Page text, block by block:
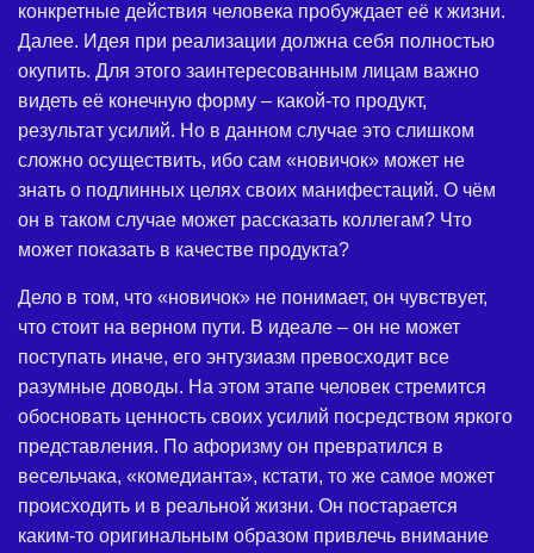
конкретные действия человека пробуждает её к жизни.
Далее. Идея при реализации должна себя полностью
окупить. Для этого заинтересованным лицам важно
видеть её конечную форму – какой-то продукт,
результат усилий. Но в данном случае это слишком
сложно осуществить, ибо сам «новичок» может не
знать о подлинных целях своих манифестаций. О чём
он в таком случае может рассказать коллегам? Что
может показать в качестве продукта?
Дело в том, что «новичок» не понимает, он чувствует,
что стоит на верном пути. В идеале – он не может
поступать иначе, его энтузиазм превосходит все
разумные доводы. На этом этапе человек стремится
обосновать ценность своих усилий посредством яркого
представления. По афоризму он превратился в
весельчака, «комедианта», кстати, то же самое может
происходить и в реальной жизни. Он постарается
каким-то оригинальным образом привлечь внимание